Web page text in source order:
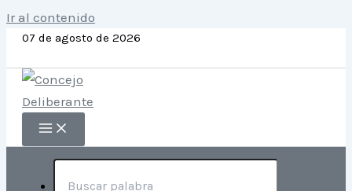
Ir al contenido
07 de agosto de 2026